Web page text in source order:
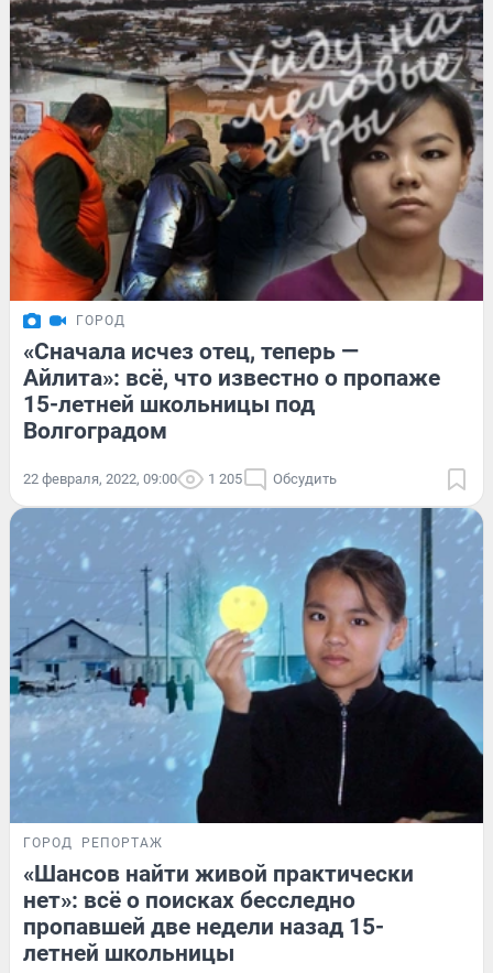
ГОРОД
«Сначала исчез отец, теперь —
Айлита»: всё, что известно о пропаже
15-летней школьницы под
Волгоградом
22 февраля, 2022, 09:00 1 205 Обсудить
ГОРОД РЕПОРТАЖ
«Шансов найти живой практически
нет»: всё о поисках бесследно
пропавшей две недели назад 15-
летней школьницы